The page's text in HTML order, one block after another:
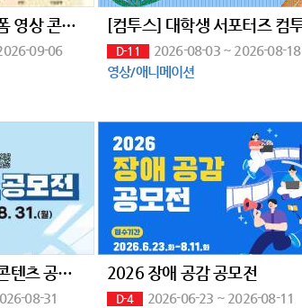
모던보이&모던걸 숏폼 영상 콘텐츠 공모전
09-06
D-11
2026-08-03 ~ 2026-08-18
영상/애니메이션
2026 국민참여 청렴콘텐츠 공모전(~8/31)
08-31
2026 장애 공감 공모전
D-4 2026-06-23 ~ 2026-08-11